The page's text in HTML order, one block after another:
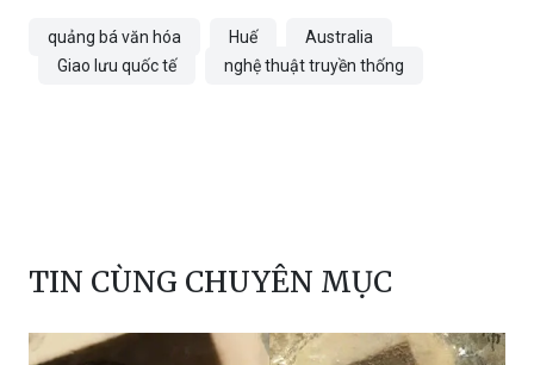
quảng bá văn hóa Huế
Australia
Giao lưu quốc tế
nghệ thuật truyền thống
TIN CÙNG CHUYÊN MỤC